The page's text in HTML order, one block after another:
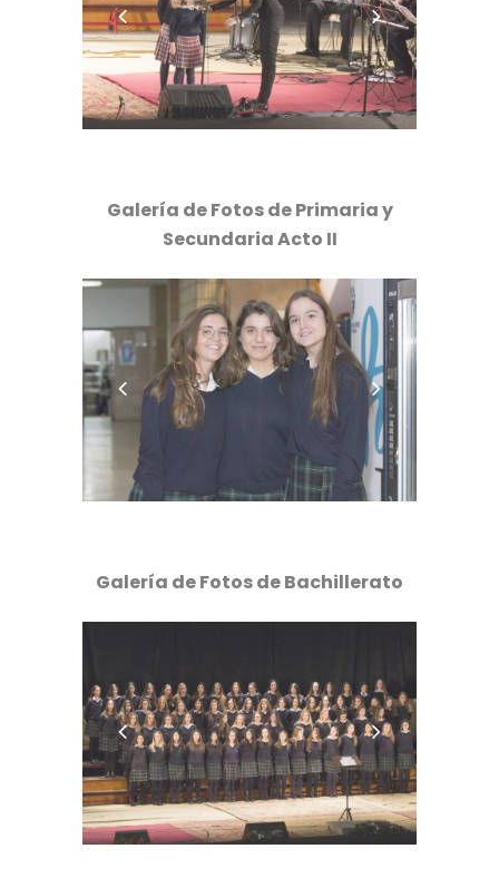
Galería de Fotos de Primaria y
Secundaria Acto II
Galería de Fotos de Bachillerato